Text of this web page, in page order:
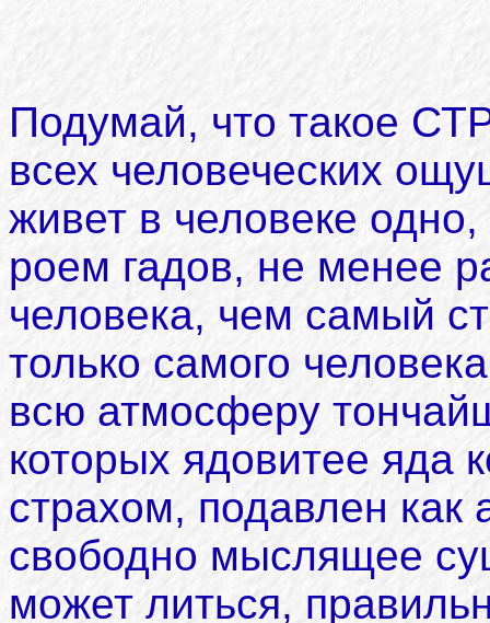
Подумай, что такое
всех человеческих
живет в человеке
роем гадов, не менее
человека, чем самый
только самого
всю атмосферу
которых ядовитее яда
страхом, подавлен как
свободно мыслящее
может литься,